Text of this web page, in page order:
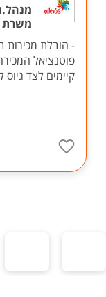
משרת
- הובלת מכירות
פוטנציאל
קיימים לצד